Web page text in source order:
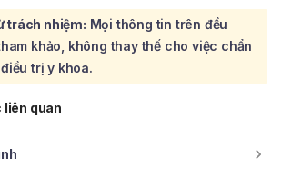
khám, xác định nguyên nhân chính
pháp điều trị phù hợp, giúp cải thiện
sống và quan hệ.
trách nhiệm: Mọi thông tin trên đều
khảo, không thay thế cho việc chẩn
trị y khoa.
liên quan